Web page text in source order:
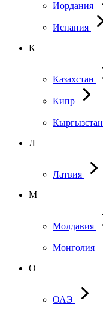
Иордания
Испания
К
Казахстан
Кипр
Кыргызстан
Л
Латвия
М
Молдавия
Монголия
О
ОАЭ